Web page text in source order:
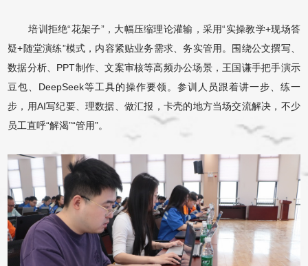
培训拒绝“花架子”，大幅压缩理论灌输，采用“实操教学+现场答
疑+随堂演练”模式，内容紧贴业务需求、务实管用。围绕公文撰写、
数据分析、PPT制作、文案审核等高频办公场景，王国谦手把手演示
豆包、DeepSeek等工具的操作要领。参训人员跟着讲一步、练一
步，用AI写纪要、理数据、做汇报，卡壳的地方当场交流解决，不少
员工直呼“解渴”“管用”。